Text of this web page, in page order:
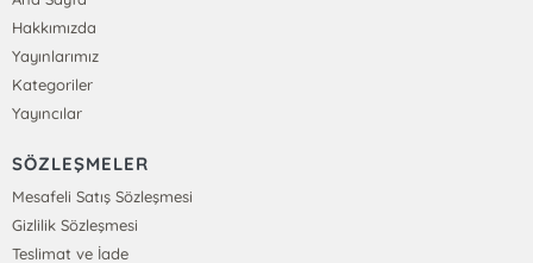
Hakkımızda
Yayınlarımız
Kategoriler
Yayıncılar
SÖZLEŞMELER
Mesafeli Satış Sözleşmesi
Gizlilik Sözleşmesi
Teslimat ve İade